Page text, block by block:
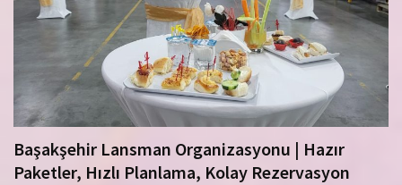
Başakşehir Lansman Organizasyonu | Hazır
Paketler, Hızlı Planlama, Kolay Rezervasyon